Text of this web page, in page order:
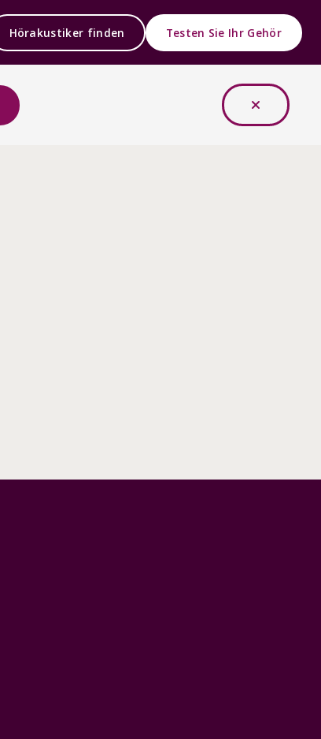
Hörakustiker finden Testen Sie Ihr Gehör